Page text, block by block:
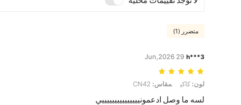
متضرر (1)
h***3
29 Jun,2026
لون: كاكي, مقاس: CN42
لون: كاكي مقاس:
لسه ما وصل ادعمونيييييييييييييييي